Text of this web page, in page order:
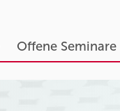
Offene Seminare